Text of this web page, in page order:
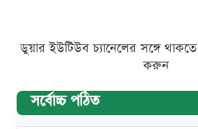
ডুয়ার ইউটিউব চ্যানেলের সঙ্গে থাকতে
করুন
সর্বোচ্চ পঠিত